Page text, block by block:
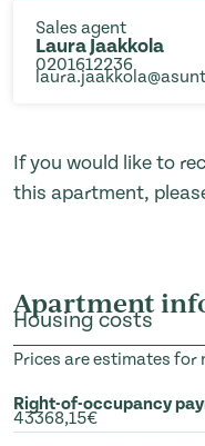
Sales agent
Laura Jaakkola
0201612236
If you would like to
this apartment,
Apartment
Housing costs
Prices are estimates for
Right-of-occupancy
43368,15€